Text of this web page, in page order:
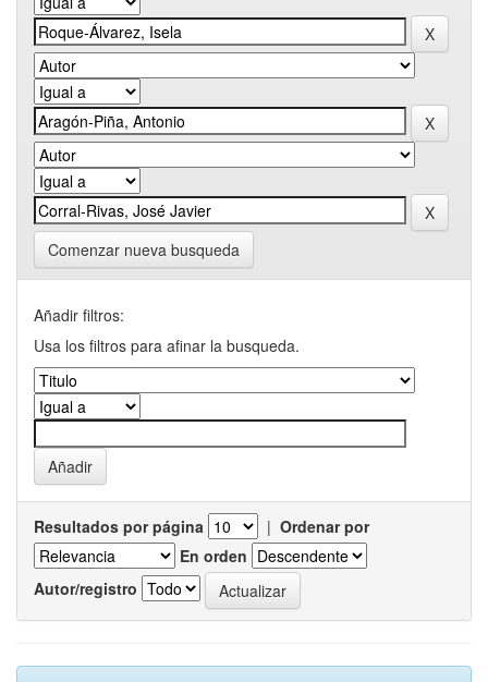
Comenzar nueva busqueda
Añadir filtros:
Usa los filtros para afinar la busqueda.
Resultados por página | Ordenar por
En orden
Autor/registro